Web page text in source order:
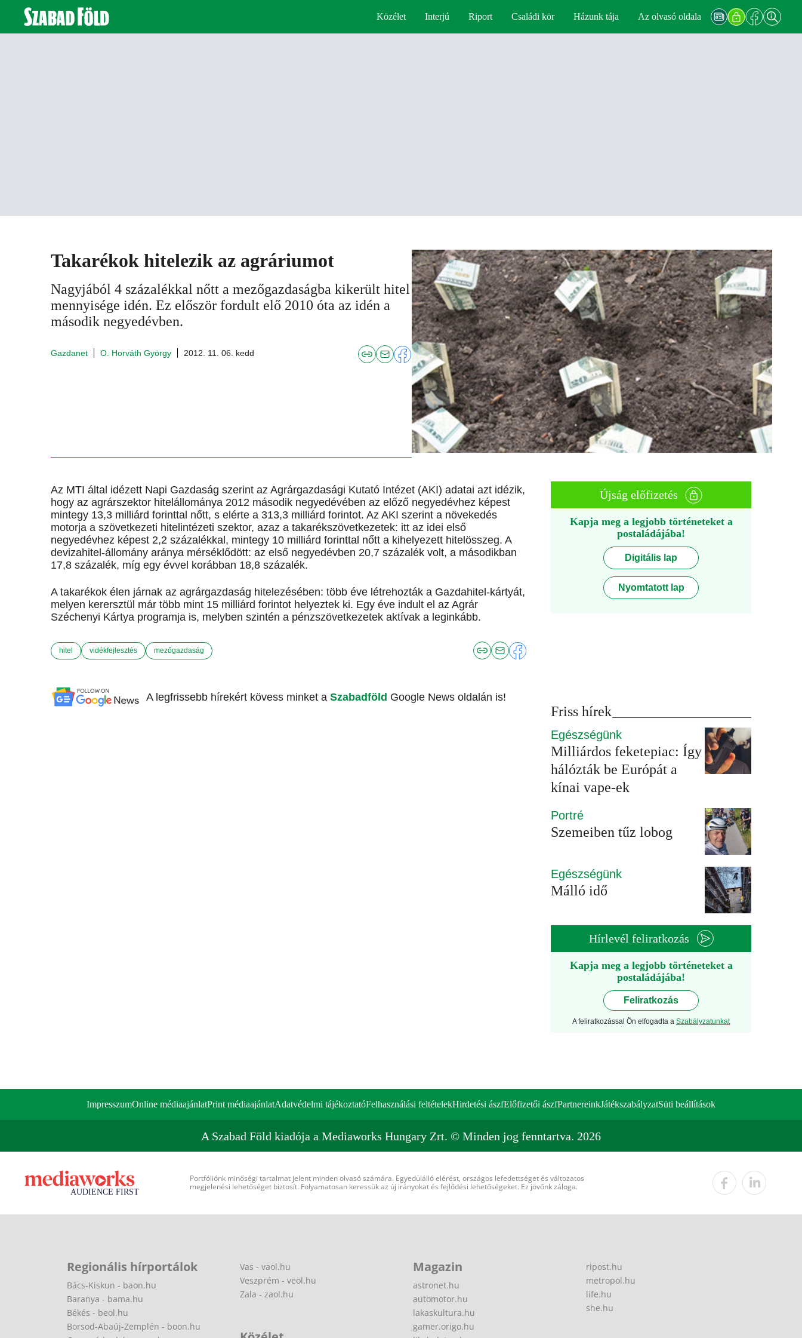
Közélet Interjú Riport Családi kör Házunk tája Az olvasó oldala
Takarékok hitelezik az agráriumot
Nagyjából 4 százalékkal nőtt a mezőgazdaságba kikerült hitel
mennyisége idén. Ez először fordult elő 2010 óta az idén a
második negyedévben.
Gazdanet O. Horváth György 2012. 11. 06. kedd
Az MTI által idézett Napi Gazdaság szerint az Agrárgazdasági Kutató Intézet (AKI) adatai azt idézik,
hogy az agrárszektor hitelállománya 2012 második negyedévében az előző negyedévhez képest
mintegy 13,3 milliárd forinttal nőtt, s elérte a 313,3 milliárd forintot. Az AKI szerint a növekedés
motorja a szövetkezeti hitelintézeti szektor, azaz a takarékszövetkezetek: itt az idei első
negyedévhez képest 2,2 százalékkal, mintegy 10 milliárd forinttal nőtt a kihelyezett hitelösszeg. A
devizahitel-állomány aránya mérséklődött: az első negyedévben 20,7 százalék volt, a másodikban
17,8 százalék, míg egy évvel korábban 18,8 százalék.
A takarékok élen járnak az agrárgazdaság hitelezésében: több éve létrehozták a Gazdahitel-kártyát,
melyen kerersztül már több mint 15 milliárd forintot helyeztek ki. Egy éve indult el az Agrár
Széchenyi Kártya programja is, melyben szintén a pénzszövetkezetek aktívak a leginkább.
hitel vidékfejlesztés mezőgazdaság
A legfrissebb hírekért kövess minket a Szabadföld Google News oldalán is!
Újság előfizetés
Kapja meg a legjobb történeteket a
postaládájába!
Digitális lap
Nyomtatott lap
Friss hírek
Egészségünk
Milliárdos feketepiac: Így
hálózták be Európát a
kínai vape-ek
Portré
Szemeiben tűz lobog
Egészségünk
Málló idő
Hírlevél feliratkozás
Kapja meg a legjobb történeteket a
postaládájába!
Feliratkozás
A feliratkozással Ön elfogadta a Szabályzatunkat
ImpresszumOnline médiaajánlatPrint médiaajánlatAdatvédelmi tájékoztatóFelhasználási feltételekHirdetési ászfElőfizetői ászfPartnereinkJátékszabályzatSüti beállítások
A Szabad Föld kiadója a Mediaworks Hungary Zrt. © Minden jog fenntartva. 2026
Portfóliónk minőségi tartalmat jelent minden olvasó számára. Egyedülálló elérést, országos lefedettséget és változatos
megjelenési lehetőséget biztosít. Folyamatosan keressük az új irányokat és fejlődési lehetőségeket. Ez jövőnk záloga.
Regionális hírportálok
Bács-Kiskun - baon.hu
Baranya - bama.hu
Békés - beol.hu
Borsod-Abaúj-Zemplén - boon.hu
Vas - vaol.hu
Veszprém - veol.hu
Zala - zaol.hu
Magazin
astronet.hu
automotor.hu
lakaskultura.hu
gamer.origo.hu
ripost.hu
metropol.hu
life.hu
she.hu